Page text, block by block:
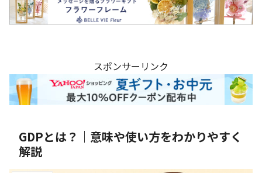
スポンサーリンク
GDPとは？｜意味や使い方をわかりやすく
解説